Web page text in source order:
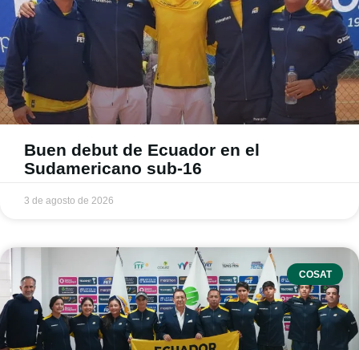
Buen debut de Ecuador en el
Sudamericano sub-16
3 de agosto de 2026
COSAT